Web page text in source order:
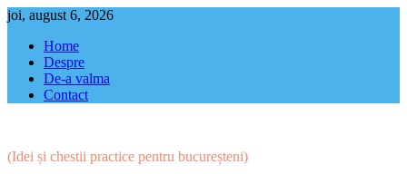
Skip
content
joi, august 6, 2026
Home
Despre
De-a valma
Contact
(Idei și chestii practice pentru bucureșteni)